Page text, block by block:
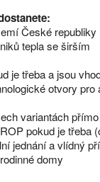
České republiky
tepla se širším
je třeba a jsou
otvory pro
variantách
pokud je třeba
jednání a vlídný
domy